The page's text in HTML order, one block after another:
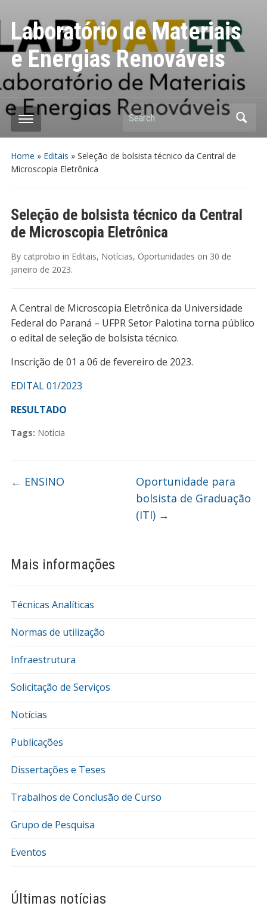
Laboratório de Materiais
e Energias Renováveis
Search
Home » Editais » Seleção de bolsista técnico da Central de
Microscopia Eletrônica
Mais informações
Técnicas Analíticas
Normas de utilização
Infraestrutura
Solicitação de Serviços
Notícias
Publicações
Dissertações e Teses
Trabalhos de Conclusão de Curso
Grupo de Pesquisa
Eventos
Últimas notícias
Seleção de bolsista técnico da Central
de Microscopia Eletrônica
By catprobio in Editais, Notícias, Oportunidades on 30 de
janeiro de 2023.
A Central de Microscopia Eletrônica da Universidade
Federal do Paraná – UFPR Setor Palotina torna público
o edital de seleção de bolsista técnico.
Inscrição de 01 a 06 de fevereiro de 2023.
EDITAL 01/2023
RESULTADO
Tags: Notícia
← ENSINO
Oportunidade para
bolsista de Graduação
(ITI) →